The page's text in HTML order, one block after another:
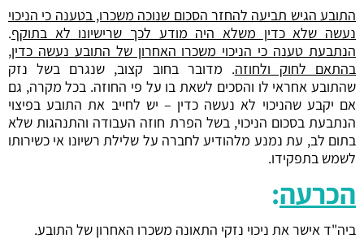
התובע הגיש תביעה להחזר הסכום שנוכה משכרו, בטענה כי הניכוי
נעשה שלא כדין משלא היה מודע לכך שרישיונו לא בתוקף.
הנתבעת טענה כי הניכוי משכרו האחרון של התובע נעשה כדין,
בהתאם לחוק ולחוזה. מדובר בחוב קצוב, שנגרם בשל נזק
שהתובע אחראי לו והסכים לשאת בו על פי החוזה. בכל מקרה, גם
אם יקבע שהניכוי לא נעשה כדין – יש לחייב את התובע בפיצוי
הנתבעת בסכום הניכוי, בשל הפרת חוזה העבודה והתנהגות שלא
בתום לב, עת נמנע מלהודיע לחברה על שלילת רשיונו אי כשירותו
לשמש בתפקידו.
הכרעה:
ביה"ד אישר את ניכוי נזקי התאונה משכרו האחרון של התובע.